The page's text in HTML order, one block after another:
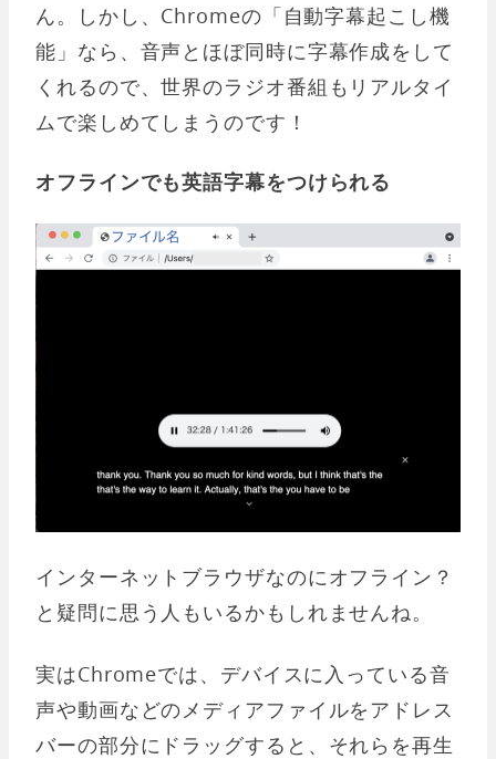
ん。しかし、Chromeの「自動字幕起こし機
能」なら、音声とほぼ同時に字幕作成をして
くれるので、世界のラジオ番組もリアルタイ
ムで楽しめてしまうのです！
オフラインでも英語字幕をつけられる
インターネットブラウザなのにオフライン？
と疑問に思う人もいるかもしれませんね。
実はChromeでは、デバイスに入っている音
声や動画などのメディアファイルをアドレス
バーの部分にドラッグすると、それらを再生